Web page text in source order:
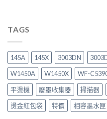
TAGS
145A 145X 3003DN
W1450A
W1450X WF-
平燙機
廢墨收集器 掃描器
燙金紅包袋
特價 相容墨水匣